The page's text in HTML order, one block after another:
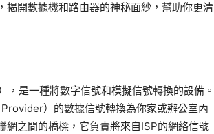
開數據機和路由器的神秘面紗，幫助你更清
是一種將數字信號和模擬信號轉換的設備。
）的數據信號轉換為你家或辦公室內
之間的橋樑，它負責將來自ISP的網絡信號